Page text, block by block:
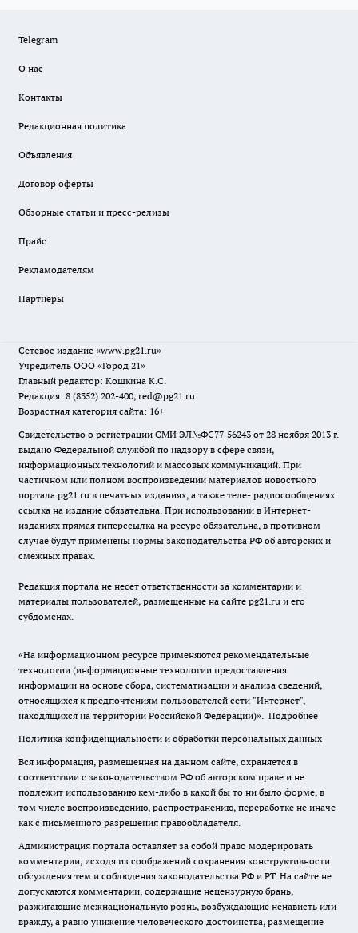
Telegram
О нас
Контакты
Редакционная политика
Объявления
Договор оферты
Обзорные статьи и пресс-релизы
Прайс
Рекламодателям
Партнеры
Сетевое издание «www.pg21.ru»
Учредитель ООО «Город 21»
Главный редактор: Кошкина К.С.
Редакция: 8 (8352) 202-400, red@pg21.ru
Возрастная категория сайта: 16+
Свидетельство о регистрации СМИ ЭЛ№ФС77-56243 от 28 ноября 2013 г.
выдано Федеральной службой по надзору в сфере связи,
информационных технологий и массовых коммуникаций. При
частичном или полном воспроизведении материалов новостного
портала pg21.ru в печатных изданиях, а также теле- радиосообщениях
ссылка на издание обязательна. При использовании в Интернет-
изданиях прямая гиперссылка на ресурс обязательна, в противном
случае будут применены нормы законодательства РФ об авторских и
смежных правах.
Редакция портала не несет ответственности за комментарии и
материалы пользователей, размещенные на сайте pg21.ru и его
субдоменах.
«На информационном ресурсе применяются рекомендательные
технологии (информационные технологии предоставления
информации на основе сбора, систематизации и анализа сведений,
относящихся к предпочтениям пользователей сети "Интернет",
находящихся на территории Российской Федерации)». Подробнее
Политика конфиденциальности и обработки персональных данных
Вся информация, размещенная на данном сайте, охраняется в
соответствии с законодательством РФ об авторском праве и не
подлежит использованию кем-либо в какой бы то ни было форме, в
том числе воспроизведению, распространению, переработке не иначе
как с письменного разрешения правообладателя.
Администрация портала оставляет за собой право модерировать
комментарии, исходя из соображений сохранения конструктивности
обсуждения тем и соблюдения законодательства РФ и РТ. На сайте не
допускаются комментарии, содержащие нецензурную брань,
разжигающие межнациональную рознь, возбуждающие ненависть или
вражду, а равно унижение человеческого достоинства, размещение